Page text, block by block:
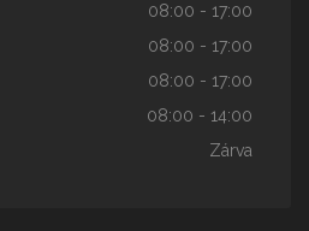
08:00 - 17:00
08:00 - 17:00
08:00 - 17:00
08:00 - 14:00
Zárva